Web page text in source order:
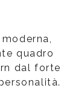
quadro
dal forte